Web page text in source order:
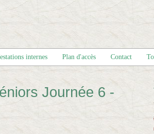
internes Plan d'accès Contact
Journée 6 -